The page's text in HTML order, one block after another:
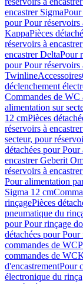
encastrer SigmaPour
pour Pour réservoirs
KappaPièces
réservoirs à
encastrer DeltaPour
pour Pour réservoirs
TwinlineAccessoires
déclenchement
Commandes de WC
alimentation sur
12 cmPièces
réservoirs à
secteur, pour
détachées pour
encastrer Geberit
réservoirs à
Pour alimentation
Sigma 12 cm
rinçagePièces
pneumatique du
pour Pour rinçage
détachées pour
commandes de WC
commandes de WC
d'encastrementPour
électronique du